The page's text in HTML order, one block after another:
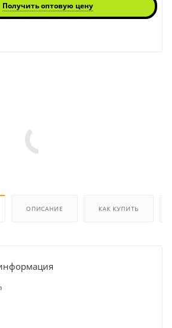
Получить оптовую цену
ОПИСАНИЕ КАК КУПИТЬ